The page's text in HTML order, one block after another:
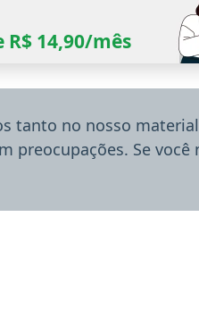
14,90/mês
tanto no nosso
preocupações. Se você